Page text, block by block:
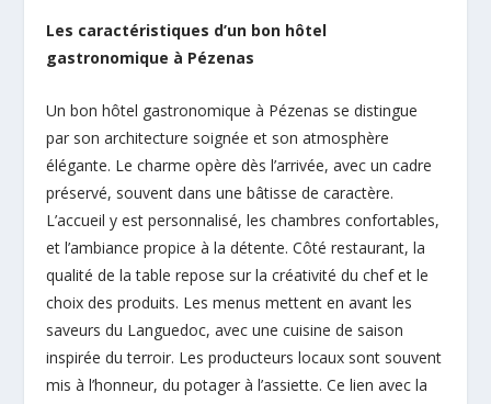
Les caractéristiques d’un bon hôtel
gastronomique à Pézenas
Un bon hôtel gastronomique à Pézenas se distingue
par son architecture soignée et son atmosphère
élégante. Le charme opère dès l’arrivée, avec un cadre
préservé, souvent dans une bâtisse de caractère.
L’accueil y est personnalisé, les chambres confortables,
et l’ambiance propice à la détente. Côté restaurant, la
qualité de la table repose sur la créativité du chef et le
choix des produits. Les menus mettent en avant les
saveurs du Languedoc, avec une cuisine de saison
inspirée du terroir. Les producteurs locaux sont souvent
mis à l’honneur, du potager à l’assiette. Ce lien avec la